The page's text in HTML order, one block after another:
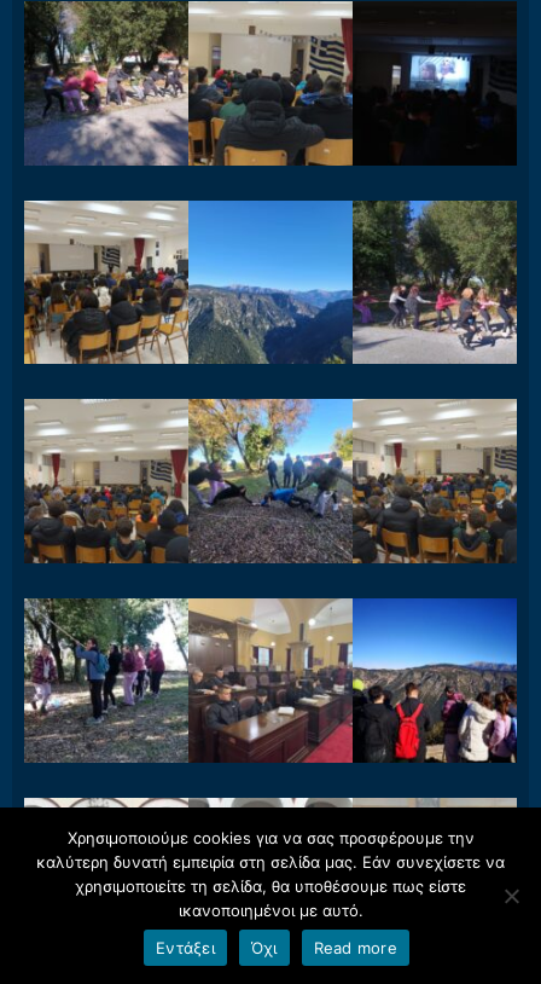
Χρησιμοποιούμε cookies για να σας προσφέρουμε την
καλύτερη δυνατή εμπειρία στη σελίδα μας. Εάν συνεχίσετε να
χρησιμοποιείτε τη σελίδα, θα υποθέσουμε πως είστε
ικανοποιημένοι με αυτό.
Εντάξει
Όχι Read more